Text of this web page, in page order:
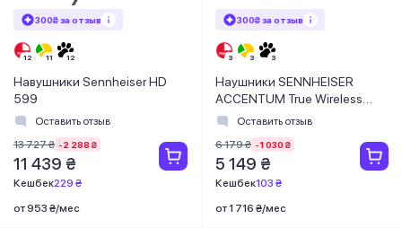
300₴ за отзыв
Навушники Sennheiser HD
599
Оставить отзыв
13 727 ₴ -2 288 ₴
11 439 ₴
Кешбек229 ₴
от 953 ₴/мес
300₴ за отзыв
Наушники SENNHEISER
ACCENTUM True Wireless
BlueОставить отзыв
6 179 ₴ -1 030 ₴
5 149 ₴
Кешбек103 ₴
от 1 716 ₴/мес